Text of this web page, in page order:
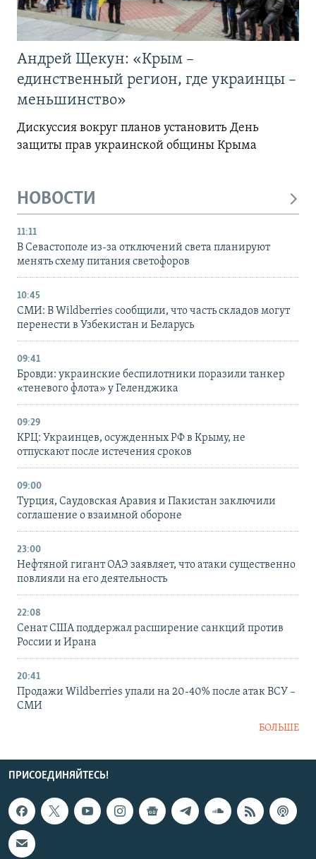
Андрей Щекун: «Крым –
единственный регион, где украинцы –
меньшинство»
Дискуссия вокруг планов установить День
защиты прав украинской общины Крыма
НОВОСТИ
11:11
В Севастополе из-за отключений света планируют
менять схему питания светофоров
10:45
СМИ: В Wildberries сообщили, что часть складов могут
перенести в Узбекистан и Беларусь
09:41
Бровди: украинские беспилотники поразили танкер
«теневого флота» у Геленджика
09:29
КРЦ: Украинцев, осужденных РФ в Крыму, не
отпускают после истечения сроков
09:00
Турция, Саудовская Аравия и Пакистан заключили
соглашение о взаимной обороне
23:00
Нефтяной гигант ОАЭ заявляет, что атаки существенно
повлияли на его деятельность
22:08
Сенат США поддержал расширение санкций против
России и Ирана
20:41
Продажи Wildberries упали на 20-40% после атак ВСУ –
СМИ
БОЛЬШЕ
ПРИСОЕДИНЯЙТЕСЬ!